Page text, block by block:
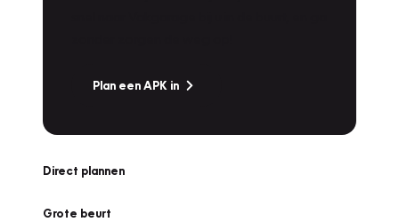
Plan een APK in
Direct plannen
Grote beurt